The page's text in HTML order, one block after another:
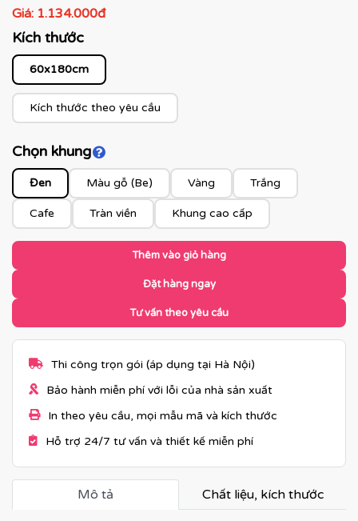
Giá: 1.134.000đ
Kích thước
60x180cm
Kích thước theo yêu cầu
Chọn khungClick để xem màu khung
Đen Màu gỗ (Be) Vàng Trắng
Cafe Tràn viền Khung cao cấp
Thêm vào giỏ hàng
Đặt hàng ngay
Tư vấn theo yêu cầu
Thi công trọn gói (áp dụng tại Hà Nội)
Bảo hành miễn phí với lỗi của nhà sản xuất
In theo yêu cầu, mọi mẫu mã và kích thước
Hỗ trợ 24/7 tư vấn và thiết kế miễn phí
Mô tả Chất liệu, kích thước